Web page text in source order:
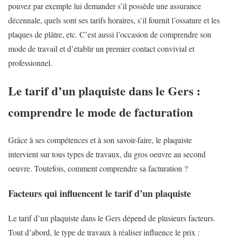
pouvez par exemple lui demander s’il possède une assurance
décennale, quels sont ses tarifs horaires, s’il fournit l’ossature et les
plaques de plâtre, etc. C’est aussi l’occasion de comprendre son
mode de travail et d’établir un premier contact convivial et
professionnel.
Le tarif d’un plaquiste dans le Gers :
comprendre le mode de facturation
Grâce à ses compétences et à son savoir-faire, le plaquiste
intervient sur tous types de travaux, du gros oeuvre au second
oeuvre. Toutefois, comment comprendre sa facturation ?
Facteurs qui influencent le tarif d’un plaquiste
Le tarif d’un plaquiste dans le Gers dépend de plusieurs facteurs.
Tout d’abord, le type de travaux à réaliser influence le prix :